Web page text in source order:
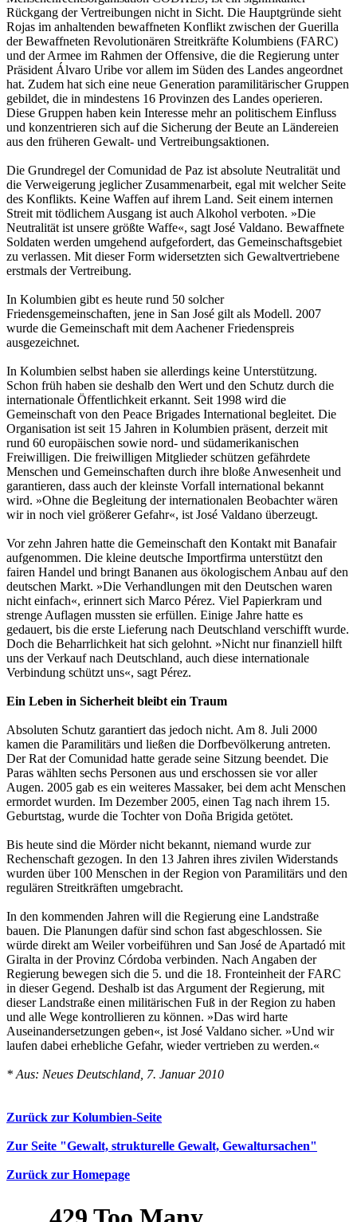
Rückgang der Vertreibungen nicht in Sicht. Die Hauptgründe sieht
Rojas im anhaltenden bewaffneten Konflikt zwischen der Guerilla
der Bewaffneten Revolutionären Streitkräfte Kolumbiens (FARC)
und der Armee im Rahmen der Offensive, die die Regierung unter
Präsident Álvaro Uribe vor allem im Süden des Landes angeordnet
hat. Zudem hat sich eine neue Generation paramilitärischer Gruppen
gebildet, die in mindestens 16 Provinzen des Landes operieren.
Diese Gruppen haben kein Interesse mehr an politischem Einfluss
und konzentrieren sich auf die Sicherung der Beute an Ländereien
aus den früheren Gewalt- und Vertreibungsaktionen.
Die Grundregel der Comunidad de Paz ist absolute Neutralität und
die Verweigerung jeglicher Zusammenarbeit, egal mit welcher Seite
des Konflikts. Keine Waffen auf ihrem Land. Seit einem internen
Streit mit tödlichem Ausgang ist auch Alkohol verboten. »Die
Neutralität ist unsere größte Waffe«, sagt José Valdano. Bewaffnete
Soldaten werden umgehend aufgefordert, das Gemeinschaftsgebiet
zu verlassen. Mit dieser Form widersetzten sich Gewaltvertriebene
erstmals der Vertreibung.
In Kolumbien gibt es heute rund 50 solcher
Friedensgemeinschaften, jene in San José gilt als Modell. 2007
wurde die Gemeinschaft mit dem Aachener Friedenspreis
ausgezeichnet.
In Kolumbien selbst haben sie allerdings keine Unterstützung.
Schon früh haben sie deshalb den Wert und den Schutz durch die
internationale Öffentlichkeit erkannt. Seit 1998 wird die
Gemeinschaft von den Peace Brigades International begleitet. Die
Organisation ist seit 15 Jahren in Kolumbien präsent, derzeit mit
rund 60 europäischen sowie nord- und südamerikanischen
Freiwilligen. Die freiwilligen Mitglieder schützen gefährdete
Menschen und Gemeinschaften durch ihre bloße Anwesenheit und
garantieren, dass auch der kleinste Vorfall international bekannt
wird. »Ohne die Begleitung der internationalen Beobachter wären
wir in noch viel größerer Gefahr«, ist José Valdano überzeugt.
Vor zehn Jahren hatte die Gemeinschaft den Kontakt mit Banafair
aufgenommen. Die kleine deutsche Importfirma unterstützt den
fairen Handel und bringt Bananen aus ökologischem Anbau auf den
deutschen Markt. »Die Verhandlungen mit den Deutschen waren
nicht einfach«, erinnert sich Marco Pérez. Viel Papierkram und
strenge Auflagen mussten sie erfüllen. Einige Jahre hatte es
gedauert, bis die erste Lieferung nach Deutschland verschifft wurde.
Doch die Beharrlichkeit hat sich gelohnt. »Nicht nur finanziell hilft
uns der Verkauf nach Deutschland, auch diese internationale
Verbindung schützt uns«, sagt Pérez.
Ein Leben in Sicherheit bleibt ein Traum
Absoluten Schutz garantiert das jedoch nicht. Am 8. Juli 2000
kamen die Paramilitärs und ließen die Dorfbevölkerung antreten.
Der Rat der Comunidad hatte gerade seine Sitzung beendet. Die
Paras wählten sechs Personen aus und erschossen sie vor aller
Augen. 2005 gab es ein weiteres Massaker, bei dem acht Menschen
ermordet wurden. Im Dezember 2005, einen Tag nach ihrem 15.
Geburtstag, wurde die Tochter von Doña Brigida getötet.
Bis heute sind die Mörder nicht bekannt, niemand wurde zur
Rechenschaft gezogen. In den 13 Jahren ihres zivilen Widerstands
wurden über 100 Menschen in der Region von Paramilitärs und den
regulären Streitkräften umgebracht.
In den kommenden Jahren will die Regierung eine Landstraße
bauen. Die Planungen dafür sind schon fast abgeschlossen. Sie
würde direkt am Weiler vorbeiführen und San José de Apartadó mit
Giralta in der Provinz Córdoba verbinden. Nach Angaben der
Regierung bewegen sich die 5. und die 18. Fronteinheit der FARC
in dieser Gegend. Deshalb ist das Argument der Regierung, mit
dieser Landstraße einen militärischen Fuß in der Region zu haben
und alle Wege kontrollieren zu können. »Das wird harte
Auseinandersetzungen geben«, ist José Valdano sicher. »Und wir
laufen dabei erhebliche Gefahr, wieder vertrieben zu werden.«
* Aus: Neues Deutschland, 7. Januar 2010
Zurück zur Kolumbien-Seite
Zur Seite "Gewalt, strukturelle Gewalt, Gewaltursachen"
Zurück zur Homepage